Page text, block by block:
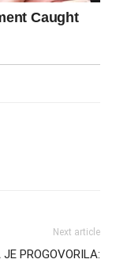
Next article
PROGOVORILA: